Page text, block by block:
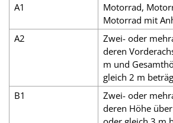
A1
Motorrad,
Motorrad mit
A2
Zwei- oder
deren
m und
gleich 2 m
B1
Zwei- oder
deren Höhe